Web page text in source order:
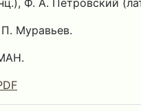
Муравьев.